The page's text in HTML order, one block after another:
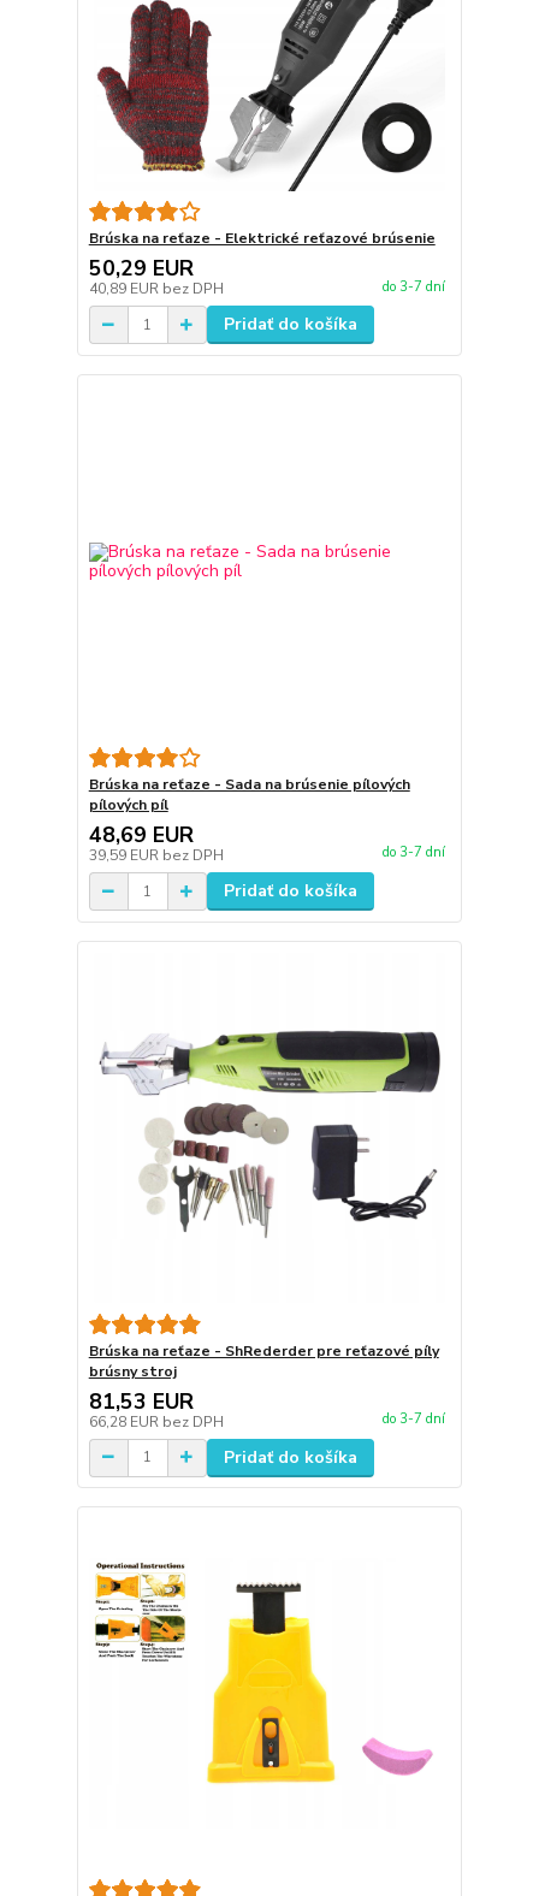
Brúska na reťaze - Elektrické reťazové brúsenie
50,29 EUR
40,89 EUR bez DPH do 3-7 dní
Pridať do košíka
Brúska na reťaze - Sada na brúsenie pílových
pílových píl
48,69 EUR
39,59 EUR bez DPH do 3-7 dní
Pridať do košíka
Brúska na reťaze - ShRederder pre reťazové píly
brúsny stroj
81,53 EUR
66,28 EUR bez DPH do 3-7 dní
Pridať do košíka